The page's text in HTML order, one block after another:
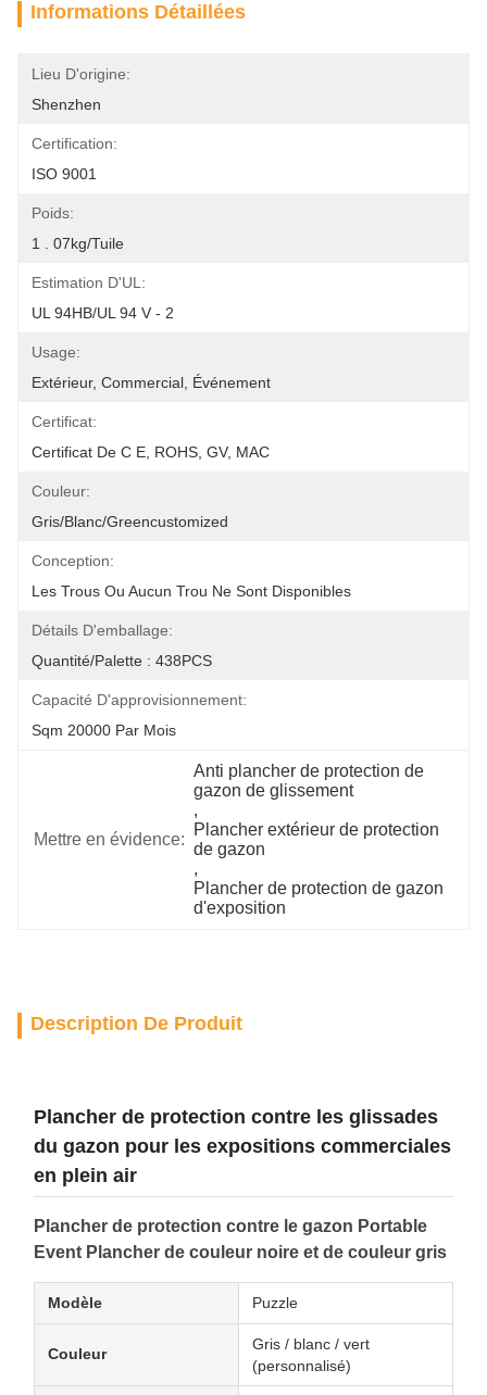
Informations Détaillées
Lieu D'origine:
Shenzhen
Certification:
ISO 9001
Poids:
1 . 07kg/tuile
Estimation D'UL:
UL 94HB/UL 94 V - 2
Usage:
Extérieur, Commercial, Événement
Certificat:
Certificat De C E, ROHS, GV, MAC
Couleur:
Gris/blanc/Greencustomized
Conception:
Les Trous Ou Aucun Trou Ne Sont Disponibles
Détails D'emballage:
Quantité/palette : 438PCS
Capacité D'approvisionnement:
Sqm 20000 Par Mois
Mettre en évidence:
Anti plancher de protection de
gazon de glissement
,
Plancher extérieur de protection
de gazon
,
Plancher de protection de gazon
d'exposition
Description De Produit
Plancher de protection contre les glissades
du gazon pour les expositions commerciales
en plein air
Plancher de protection contre le gazon Portable
Event Plancher de couleur noire et de couleur gris
Modèle Puzzle
Couleur
Gris / blanc / vert
(personnalisé)